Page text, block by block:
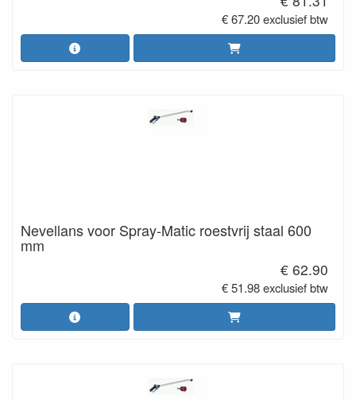
€ 67.20 exclusief btw
Nevellans voor Spray-Matic roestvrij staal 600
mm
€ 62.90
€ 51.98 exclusief btw